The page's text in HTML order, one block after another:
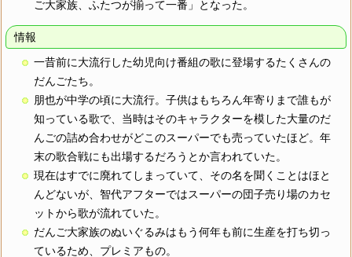
ご大家族、ふたつが揃って一番」となった。
情報
一昔前に大流行した幼児向け番組の歌に登場するたくさんの
だんごたち。
朋也が中学の頃に大流行。子供はもちろん年寄りまで誰もが
知っている歌で、当時はそのキャラクターを模した大量のだ
んごの詰め合わせがどこのスーパーでも売っていたほど。年
末の歌合戦にも出場するだろうとか言われていた。
現在はすでに廃れてしまっていて、その名を聞くことはほと
んどないが、智代アフターではスーパーの団子売り場のカセ
ットから歌が流れていた。
だんご大家族のぬいぐるみはもう何年も前に生産を打ち切っ
ているため、プレミアもの。